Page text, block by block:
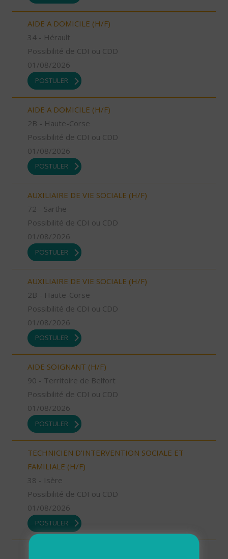
AIDE A DOMICILE (H/F)
34 - Hérault
Possibilité de CDI ou CDD
01/08/2026
POSTULER
AIDE A DOMICILE (H/F)
2B - Haute-Corse
Possibilité de CDI ou CDD
01/08/2026
POSTULER
AUXILIAIRE DE VIE SOCIALE (H/F)
72 - Sarthe
Possibilité de CDI ou CDD
01/08/2026
POSTULER
AUXILIAIRE DE VIE SOCIALE (H/F)
2B - Haute-Corse
Possibilité de CDI ou CDD
01/08/2026
POSTULER
AIDE SOIGNANT (H/F)
90 - Territoire de Belfort
Possibilité de CDI ou CDD
01/08/2026
POSTULER
TECHNICIEN D’INTERVENTION SOCIALE ET
FAMILIALE (H/F)
38 - Isère
Possibilité de CDI ou CDD
01/08/2026
POSTULER
TECHNICIEN D’INTERVENTION SOCIALE ET